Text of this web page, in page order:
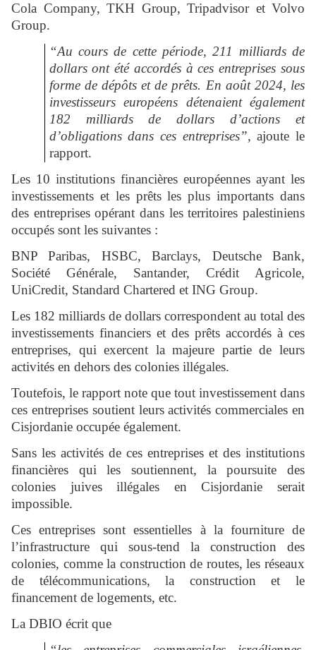
Cola Company, TKH Group, Tripadvisor et Volvo
Group.
“Au cours de cette période, 211 milliards de
dollars ont été accordés à ces entreprises sous
forme de dépôts et de prêts. En août 2024, les
investisseurs européens détenaient également
182 milliards de dollars d’actions et
d’obligations dans ces entreprises”,ajoute le
rapport.
Les 10 institutions financières européennes ayant les
investissements et les prêts les plus importants dans
des entreprises opérant dans les territoires palestiniens
occupés sont les suivantes :
BNP Paribas, HSBC, Barclays, Deutsche Bank,
Société Générale, Santander, Crédit Agricole,
UniCredit, Standard Chartered et ING Group.
Les 182 milliards de dollars correspondent au total des
investissements financiers et des prêts accordés à ces
entreprises, qui exercent la majeure partie de leurs
activités en dehors des colonies illégales.
Toutefois, le rapport note que tout investissement dans
ces entreprises soutient leurs activités commerciales en
Cisjordanie occupée également.
Sans les activités de ces entreprises et des institutions
financières qui les soutiennent, la poursuite des
colonies juives illégales en Cisjordanie serait
impossible.
Ces entreprises sont essentielles à la fourniture de
l’infrastructure qui sous-tend la construction des
colonies, comme la construction de routes, les réseaux
de télécommunications, la construction et le
financement de logements, etc.
La DBIO écrit que